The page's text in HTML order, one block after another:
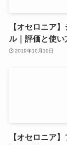
【オセロニア
ル｜評価と使い
2019年10月10日
【オセロニア】